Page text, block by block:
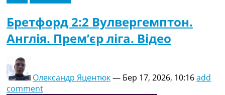
Бретфорд 2:2 Вулвергемптон.
Англія. Прем’єр ліга. Відео
Олександр Яцентюк— Бер 17, 2026, 10:16add
comment